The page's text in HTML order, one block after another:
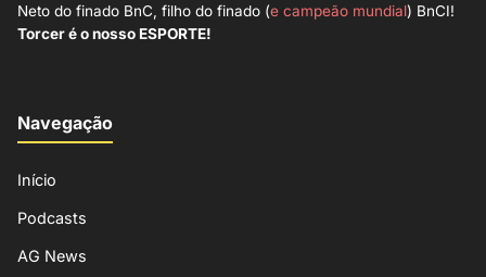
Neto do finado BnC, filho do finado (e campeão mundial) BnCI!
Torcer é o nosso ESPORTE!
Navegação
Início
Podcasts
AG News